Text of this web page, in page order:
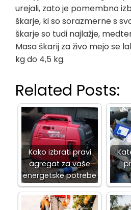
urejali, zato je pomembno
škarje, ki so sorazmerne s
škarje so tudi najlažje,
Masa škarij za živo mejo se
kg do 4,5 kg.
Related Posts:
Kako izbrati pravi
agregat za vaše
energetske potrebe